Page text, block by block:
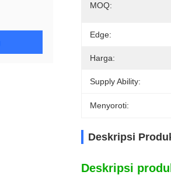
MOQ:
Edge:
Harga:
Supply Ability:
Menyoroti:
Deskripsi
Deskripsi